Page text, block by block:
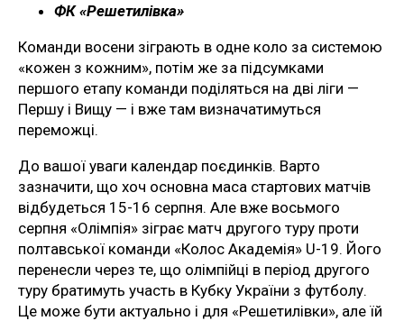
ФК «Решетилівка»
Команди восени зіграють в одне коло за системою
«кожен з кожним», потім же за підсумками
першого етапу команди поділяться на дві ліги —
Першу і Вищу — і вже там визначатимуться
переможці.
До вашої уваги календар поєдинків. Варто
зазначити, що хоч основна маса стартових матчів
відбудеться 15-16 серпня. Але вже восьмого
серпня «Олімпія» зіграє матч другого туру проти
полтавської команди «Колос Академія» U-19. Його
перенесли через те, що олімпійці в період другого
туру братимуть участь в Кубку України з футболу.
Це може бути актуально і для «Решетилівки», але їй